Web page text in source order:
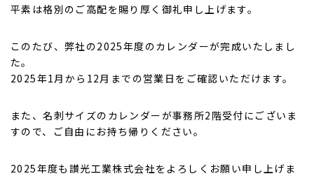
平素は格別のご高配を賜り厚く御礼申し上げます。
このたび、弊社の2025年度のカレンダーが完成いたしまし
た。
2025年1月から12月までの営業日をご確認いただけます。
また、名刺サイズのカレンダーが事務所2階受付にございま
すので、ご自由にお持ち帰りください。
2025年度も讃光工業株式会社をよろしくお願い申し上げま